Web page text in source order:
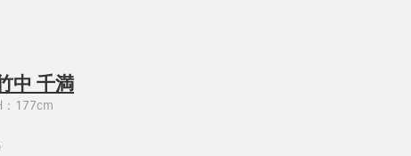
中 千満
：177cm